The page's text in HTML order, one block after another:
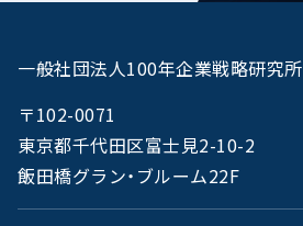
一般社団法人100年企業戦略研究所
〒102-0071
東京都千代田区富士見2-10-2
飯田橋グラン・ブルーム22F